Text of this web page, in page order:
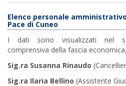
Elenco personale
Pace di Cuneo
I dati sono visualizzati nel
comprensiva della fascia
Sig.ra Susanna Rinaudo
Sig.ra Ilaria Bellino (Assistente